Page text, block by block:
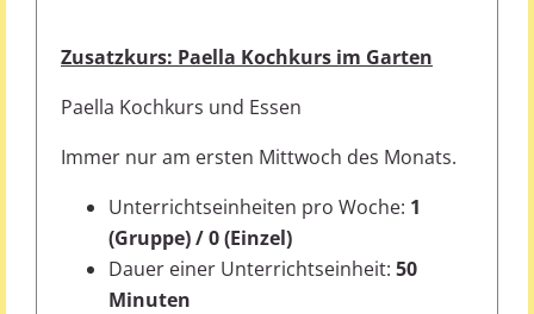
Zusatzkurs: Paella Kochkurs im Garten
Paella Kochkurs und Essen
Immer nur am ersten Mittwoch des Monats.
Unterrichtseinheiten pro Woche: 1
(Gruppe) / 0 (Einzel)
Dauer einer Unterrichtseinheit: 50
Minuten